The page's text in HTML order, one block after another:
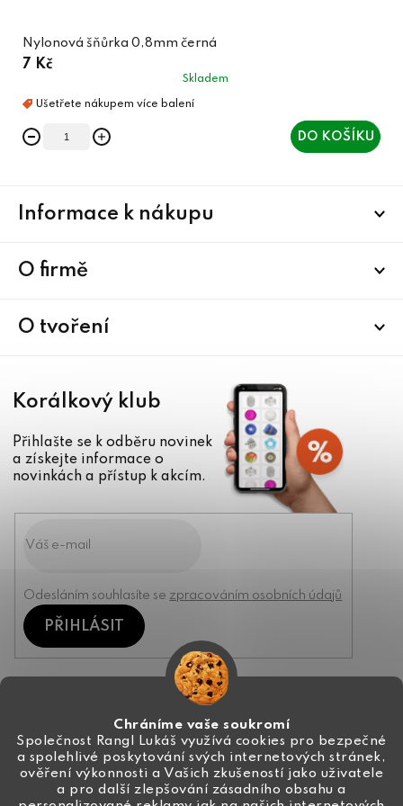
Chráníme vaše soukromí
Společnost Rangl Lukáš využívá cookies pro bezpečné
a spolehlivé poskytování svých internetových stránek,
ověření výkonnosti a Vašich zkušeností jako uživatele
a pro další zlepšování zásadního obsahu a
Nylonová šňůrka 0,8mm černá
7 Kč
Skladem
DO KOŠÍKU
Informace k nákupu
O firmě
O tvoření
Korálkový klub
Přihlašte se k odběru novinek
a získejte informace o
novinkách a přístup k akcím.
Odesláním souhlasíte se zpracováním osobních údajů
PŘIHLÁSIT
+420 774 444 191